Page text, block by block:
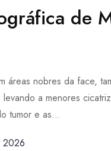
de
áreas nobres da face,
a menores
tumor e as...
2026